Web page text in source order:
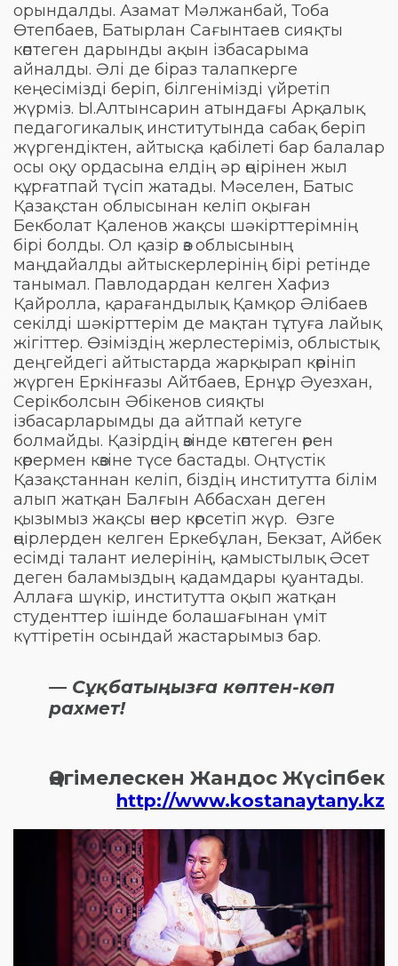
орындалды. Азамат Мәлжанбай, Тоба
Өтепбаев, Батырлан Сағынтаев сияқты
көптеген дарынды ақын ізбасарыма
айналды. Әлі де біраз талапкерге
кеңесімізді беріп, білгенімізді үйретіп
жүрміз. Ы.Алтынсарин атындағы Арқалық
педагогикалық институтында сабақ беріп
жүргендіктен, айтысқа қабілеті бар балалар
осы оқу ордасына елдің әр өңірінен жыл
құрғатпай түсіп жатады. Мәселен, Батыс
Қазақстан облысынан келіп оқыған
Бекболат Қаленов жақсы шәкірттерімнің
бірі болды. Ол қазір өз облысының
маңдайалды айтыскерлерінің бірі ретінде
танымал. Павлодардан келген Хафиз
Қайролла, қарағандылық Қамқор Әлібаев
секілді шәкірттерім де мақтан тұтуға лайық
жігіттер. Өзіміздің жерлестеріміз, облыстық
деңгейдегі айтыстарда жарқырап көрініп
жүрген Еркінғазы Айтбаев, Ернұр Әуезхан,
Серікболсын Әбікенов сияқты
ізбасарларымды да айтпай кетуге
болмайды. Қазірдің өзінде көптеген өрен
көрермен көзіне түсе бастады. Оңтүстік
Қазақстаннан келіп, біздің институтта білім
алып жатқан Балғын Аббасхан деген
қызымыз жақсы өнер көрсетіп жүр. Өзге
өңірлерден келген Еркебұлан, Бекзат, Айбек
есімді талант иелерінің, қамыстылық Әсет
деген баламыздың қадамдары қуантады.
Аллаға шүкір, институтта оқып жатқан
студенттер ішінде болашағынан үміт
күттіретін осындай жастарымыз бар.
— Сұқбатыңызға көптен-көп
рахмет!
Әңгімелескен Жандос Жүсіпбек
http://www.kostanaytany.kz